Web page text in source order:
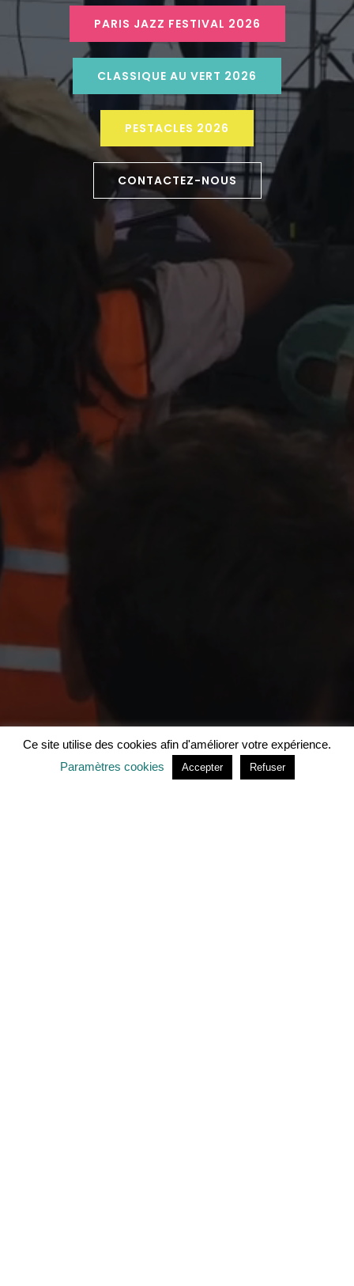
PARIS JAZZ FESTIVAL 2026
CLASSIQUE AU VERT 2026
PESTACLES 2026
CONTACTEZ-NOUS
Ce site utilise des cookies afin d'améliorer votre expérience.
Paramètres cookies
Accepter Refuser